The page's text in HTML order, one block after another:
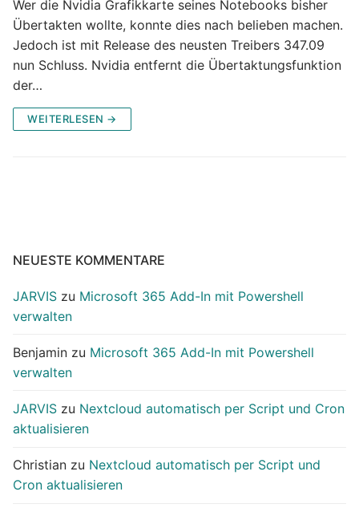
Wer die Nvidia Grafikkarte seines Notebooks bisher
Übertakten wollte, konnte dies nach belieben machen.
Jedoch ist mit Release des neusten Treibers 347.09
nun Schluss. Nvidia entfernt die Übertaktungsfunktion
der…
WEITERLESEN →
NEUESTE KOMMENTARE
JARVIS zu Microsoft 365 Add-In mit Powershell
verwalten
Benjamin zu Microsoft 365 Add-In mit Powershell
verwalten
JARVIS zu Nextcloud automatisch per Script und Cron
aktualisieren
Christian zu Nextcloud automatisch per Script und
Cron aktualisieren